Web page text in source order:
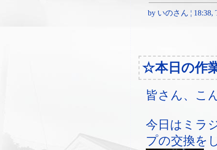
by いのさん ¦ 18:38,
☆本日の作
皆さん、こ
今日はミラ
プの交換を